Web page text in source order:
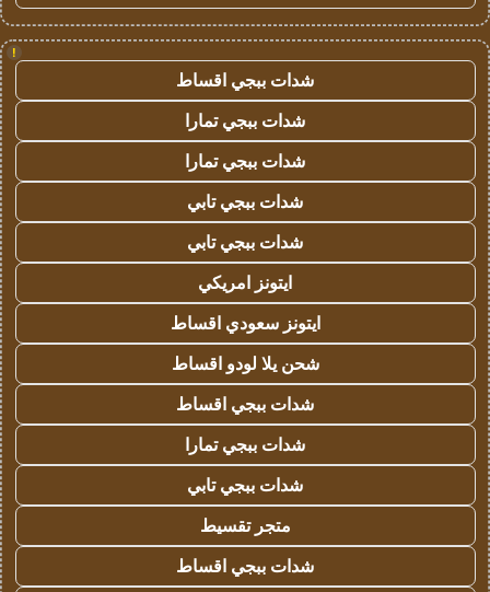
!
شدات ببجي اقساط
شدات ببجي تمارا
شدات ببجي تمارا
شدات ببجي تابي
شدات ببجي تابي
ايتونز امريكي
ايتونز سعودي اقساط
شحن يلا لودو اقساط
شدات ببجي اقساط
شدات ببجي تمارا
شدات ببجي تابي
متجر تقسيط
شدات ببجي اقساط